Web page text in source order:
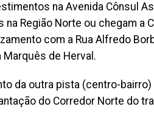
na Avenida Cônsul
Região Norte ou chegam a
com a Rua Alfredo
de Herval.
da outra pista (centro-
do Corredor Norte do